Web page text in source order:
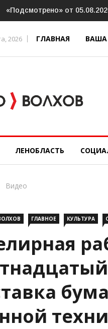
Интервью. Ирина
социальном
2026 ГЛАВНАЯ
ЛЕНОБЛАСТЬ
Видео
ГЛАВНОЕ КУЛЬТУРА